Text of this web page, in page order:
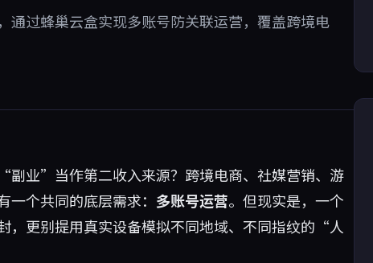
通过蜂巢云盒实现多账号防关联运营，覆盖跨境电
副业”当作第二收入来源？跨境电商、社媒营销、游
个共同的底层需求： 多账号运营。但现实是，一个
，更别提用真实设备模拟不同地域、不同指纹的“人